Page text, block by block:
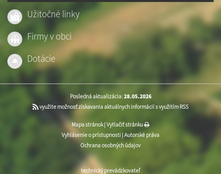
Užitočné linky
Firmy v obci
Dotácie
Posledná aktualizácia: 28.05.2026
využite možnosť získavania aktuálnych informácií s využitím RSS
Mapa stránok| Vytlačiť stránku
Vyhlásenie o prístupnosti Autorské práva
Ochrana osobných údajov
technický prevádzkovateľ